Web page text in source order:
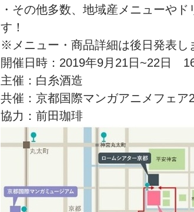
・その他多数、地域産メニューや
す！
※メニュー・商品詳細は後日発表し
開催日時：2019年9月21日~22日
主催：白糸酒造
共催：京都国際マンガアニメフェア
協力：前田珈琲